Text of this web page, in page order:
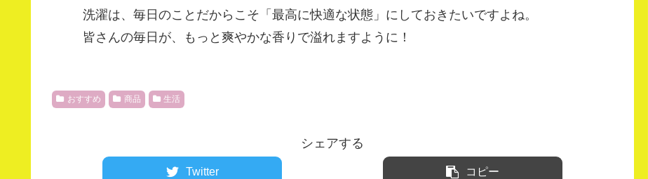
洗濯は、毎日のことだからこそ「最高に快適な状態」にしておきたいですよね。
皆さんの毎日が、もっと爽やかな香りで溢れますように！
おすすめ 商品 生活
シェアする
Twitter コピー